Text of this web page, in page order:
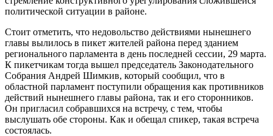
политической ситуации в районе.
Стоит отметить, что недовольство действиями нынешнего
главы вылилось в пикет жителей района перед зданием
регионального парламента в день последней сессии, 29 марта.
К пикетчикам тогда вышел председатель Законодательного
Собрания Андрей Шимкив, который сообщил, что в
областной парламент поступили обращения как противников
действий нынешнего главы района, так и его сторонников.
Он пригласил собравшихся на встречу, с тем, чтобы
выслушать обе стороны. Как и обещал спикер, такая встреча
состоялась.